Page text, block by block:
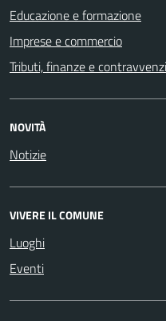
Educazione e formazione
Imprese e commercio
Tributi, finanze e
NOVITÀ
Notizie
VIVERE IL COMUNE
Luoghi
Eventi